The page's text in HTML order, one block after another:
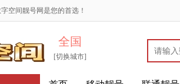
空间靓号网是您的首选！
全国
[切换城市]